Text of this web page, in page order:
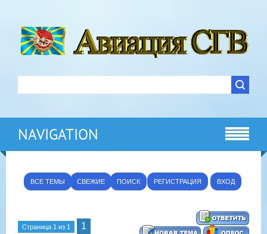
NAVIGATION
ВСЕ ТЕМЫ СВЕЖИЕ ПОИСК РЕГИСТРАЦИЯ ВХОД
Страница 1 из 1 1